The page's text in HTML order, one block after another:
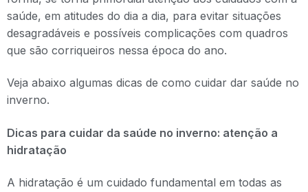
saúde, em atitudes do dia a dia, para evitar situações
desagradáveis e possíveis complicações com quadros
que são corriqueiros nessa época do ano.
Veja abaixo algumas dicas de como cuidar dar saúde no
inverno.
Dicas para cuidar da saúde no inverno: atenção a
hidratação
A hidratação é um cuidado fundamental em todas as